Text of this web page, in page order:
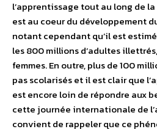
l’apprentissage tout au long de
est au coeur du développement
notant cependant qu’il est
les 800 millions d’adultes
femmes. En outre, plus de 100
pas scolarisés et il est clair que
est encore loin de répondre aux
cette journée internationale de
convient de rappeler que ce